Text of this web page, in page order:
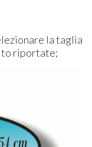
la taglia
riportate;